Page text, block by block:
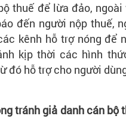
thuế để lừa đảo,
đến người nộp thuế,
kênh hỗ trợ nóng để
kịp thời các hình
đó hỗ trợ cho người
tránh giả danh cán bộ